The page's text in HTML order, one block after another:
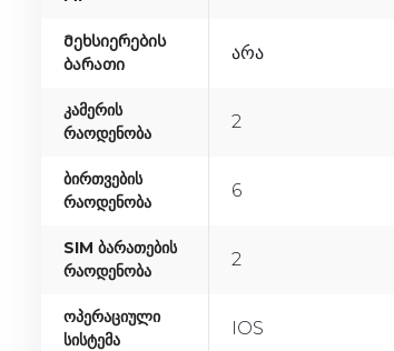
Მეხსიერების
Ბარათი
Არა
Კამერის
Რაოდენობა
2
Ბირთვების
Რაოდენობა
6
SIM Ბარათების
Რაოდენობა
2
Ოპერაციული
Სისტემა
IOS